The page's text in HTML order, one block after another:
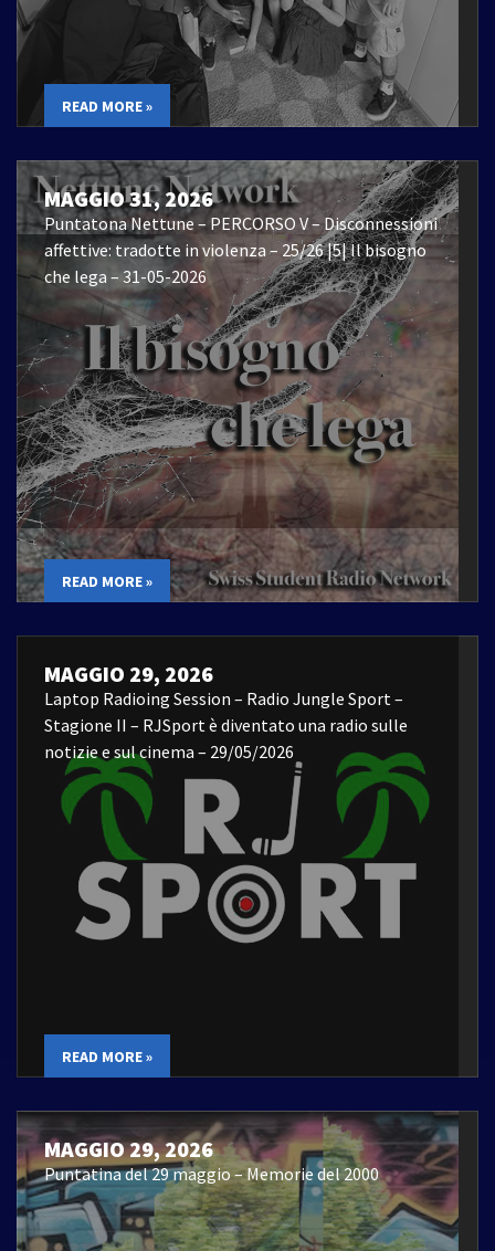
READ MORE »
MAGGIO 31, 2026
Puntatona Nettune – PERCORSO V – Disconnessioni
affettive: tradotte in violenza – 25/26 |5| Il bisogno
che lega – 31-05-2026
READ MORE »
MAGGIO 29, 2026
Laptop Radioing Session – Radio Jungle Sport –
Stagione II – RJSport è diventato una radio sulle
notizie e sul cinema – 29/05/2026
READ MORE »
MAGGIO 29, 2026
Puntatina del 29 maggio – Memorie del 2000